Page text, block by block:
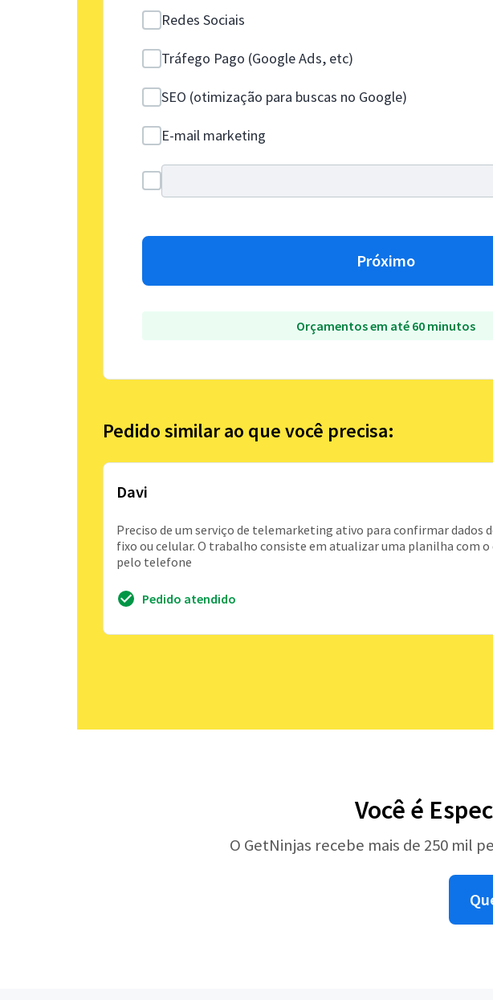
Redes Sociais
Tráfego Pago (Google Ads, etc)
SEO (otimização para buscas no Google)
E-mail marketing
Próximo
Orçamentos em até 60 minutos
Pedido similar ao que você precisa:
Davi
Preciso de um serviço de telemarketing ativo para confirmar dados
fixo ou celular. O trabalho consiste em atualizar uma planilha com
pelo telefone
Pedido atendido
Você é
O GetNinjas recebe mais de 250 mil